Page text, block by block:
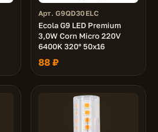
Арт. G9QD30ELC
Ecola G9 LED Premium
3,0W Corn Micro 220V
6400K 320° 50x16
88 ₽